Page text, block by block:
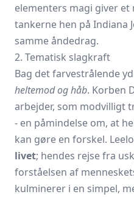
elementers magi giver
tankerne hen på Indiana
samme åndedrag.
2. Tematisk slagkraft
Bag det farvestrålende
heltemod og håb. Korben
arbejder, som
- en påmindelse om, at
kan gøre en forskel.
livet; hendes rejse fra
forståelsen af
kulminerer i en simpel,